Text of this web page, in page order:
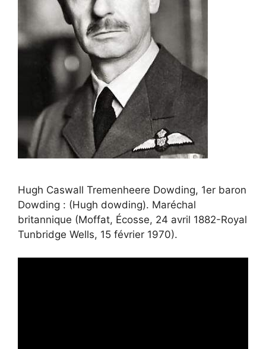
Hugh Caswall Tremenheere Dowding, 1er baron
Dowding : (Hugh dowding). Maréchal
britannique (Moffat, Écosse, 24 avril 1882-Royal
Tunbridge Wells, 15 février 1970).